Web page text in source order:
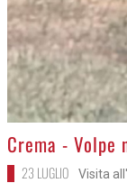
>
Crema - Volpe
23 LUGLIO Visita